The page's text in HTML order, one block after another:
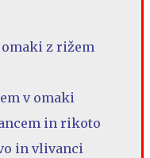
z rižem
v omaki
in rikoto
in vlivanci